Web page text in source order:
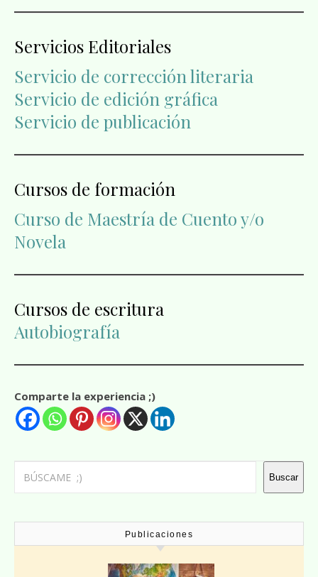
Servicios Editoriales
Servicio de corrección literaria
Servicio de edición gráfica
Servicio de publicación
Cursos de formación
Curso de Maestría de Cuento y/o
Novela
Cursos de escritura
Autobiografía
Comparte la experiencia ;)
Buscar
Buscar
Publicaciones